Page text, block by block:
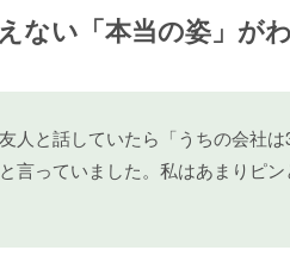
ない「本当の姿」が
人と話していたら「うちの会社
言っていました。私はあまりピ